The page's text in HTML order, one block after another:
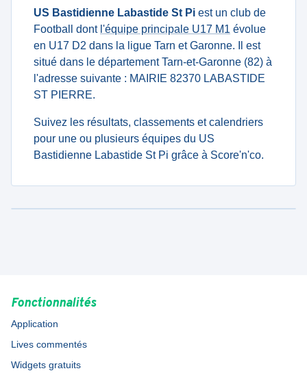
US Bastidienne Labastide St Pi est un club de
Football dont l'équipe principale U17 M1 évolue
en U17 D2 dans la ligue Tarn et Garonne. Il est
situé dans le département Tarn-et-Garonne (82) à
l'adresse suivante : MAIRIE 82370 LABASTIDE
ST PIERRE.
Suivez les résultats, classements et calendriers
pour une ou plusieurs équipes du US
Bastidienne Labastide St Pi grâce à Score'n'co.
Fonctionnalités
Application
Lives commentés
Widgets gratuits